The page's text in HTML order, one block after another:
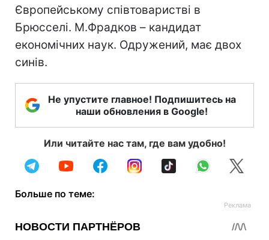
Європейському співтоваристві в
Брюсселі. М.Фрадков – кандидат
економічних наук. Одружений, має двох
синів.
Не упустите главное! Подпишитесь на
наши обновления в Google!
Или читайте нас там, где вам удобно!
Больше по теме: